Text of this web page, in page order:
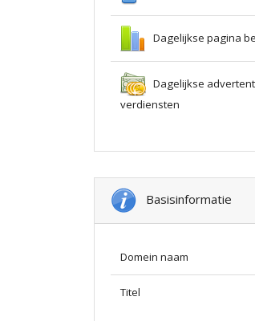
Dagelijkse pagina
Dagelijkse
verdiensten
Basisinformatie
Domein naam
Titel